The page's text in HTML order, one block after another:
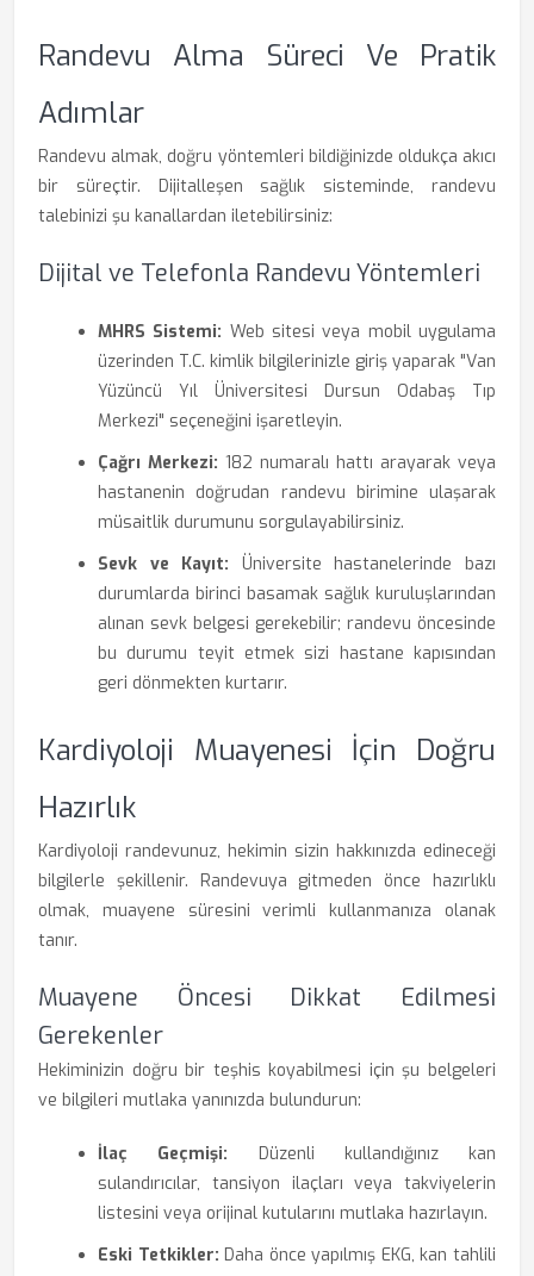
Randevu Alma Süreci Ve Pratik
Adımlar
Randevu almak, doğru yöntemleri bildiğinizde oldukça akıcı
bir süreçtir. Dijitalleşen sağlık sisteminde, randevu
talebinizi şu kanallardan iletebilirsiniz:
Dijital ve Telefonla Randevu Yöntemleri
MHRS Sistemi: Web sitesi veya mobil uygulama
üzerinden T.C. kimlik bilgilerinizle giriş yaparak "Van
Yüzüncü Yıl Üniversitesi Dursun Odabaş Tıp
Merkezi" seçeneğini işaretleyin.
Çağrı Merkezi: 182 numaralı hattı arayarak veya
hastanenin doğrudan randevu birimine ulaşarak
müsaitlik durumunu sorgulayabilirsiniz.
Sevk ve Kayıt: Üniversite hastanelerinde bazı
durumlarda birinci basamak sağlık kuruluşlarından
alınan sevk belgesi gerekebilir; randevu öncesinde
bu durumu teyit etmek sizi hastane kapısından
geri dönmekten kurtarır.
Kardiyoloji Muayenesi İçin Doğru
Hazırlık
Kardiyoloji randevunuz, hekimin sizin hakkınızda edineceği
bilgilerle şekillenir. Randevuya gitmeden önce hazırlıklı
olmak, muayene süresini verimli kullanmanıza olanak
tanır.
Muayene Öncesi Dikkat Edilmesi
Gerekenler
Hekiminizin doğru bir teşhis koyabilmesi için şu belgeleri
ve bilgileri mutlaka yanınızda bulundurun:
İlaç Geçmişi: Düzenli kullandığınız kan
sulandırıcılar, tansiyon ilaçları veya takviyelerin
listesini veya orijinal kutularını mutlaka hazırlayın.
Eski Tetkikler: Daha önce yapılmış EKG, kan tahlili